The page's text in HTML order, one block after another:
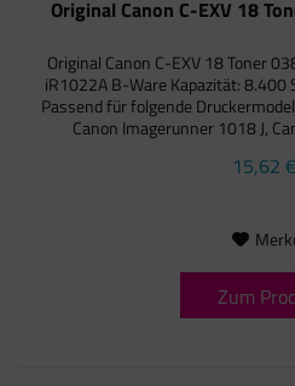
Original Canon C-EXV 18
Original Canon C-EXV 18 Toner
iR1022A B-Ware Kapazität: 8.400
Passend für folgende
Canon Imagerunner 1018 J,
15,62
Zum